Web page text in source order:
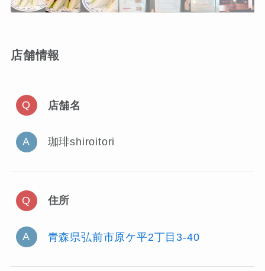
店舗情報
店舗名
珈琲shiroitori
住所
青森県弘前市原ケ平2丁目3-40